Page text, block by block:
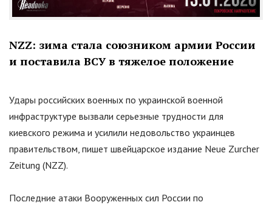
NZZ: зима стала союзником армии России
и поставила ВСУ в тяжелое положение
Удары российских военных по украинской военной
инфраструктуре вызвали серьезные трудности для
киевского режима и усилили недовольство украинцев
правительством, пишет швейцарское издание Neue Zurcher
Zeitung (NZZ).
Последние атаки Вооруженных сил России по